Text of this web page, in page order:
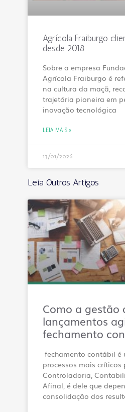
Agrícola Fraiburgo
desde 2018
Sobre a empresa
Agrícola Fraiburgo é
na cultura da maçã,
trajetória pioneira em
inovação tecnológica
LEIA MAIS »
13/01/2026
Leia Outros Artigos
Como a gestão
lançamentos
fechamento
fechamento contábil é
processos mais críticos
Controladoria,
Afinal, é dele que
consolidação dos